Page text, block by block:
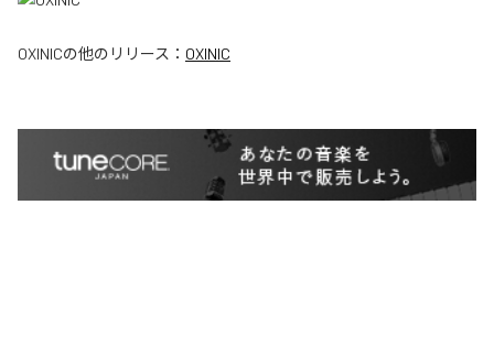
OXINICの他のリリース： OXINIC